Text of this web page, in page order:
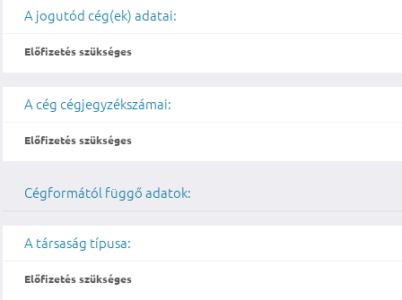
A jogutód cég(ek) adatai:
Előfizetés szükséges
A cég cégjegyzékszámai:
Előfizetés szükséges
Cégformától függő adatok:
A társaság típusa:
Előfizetés szükséges